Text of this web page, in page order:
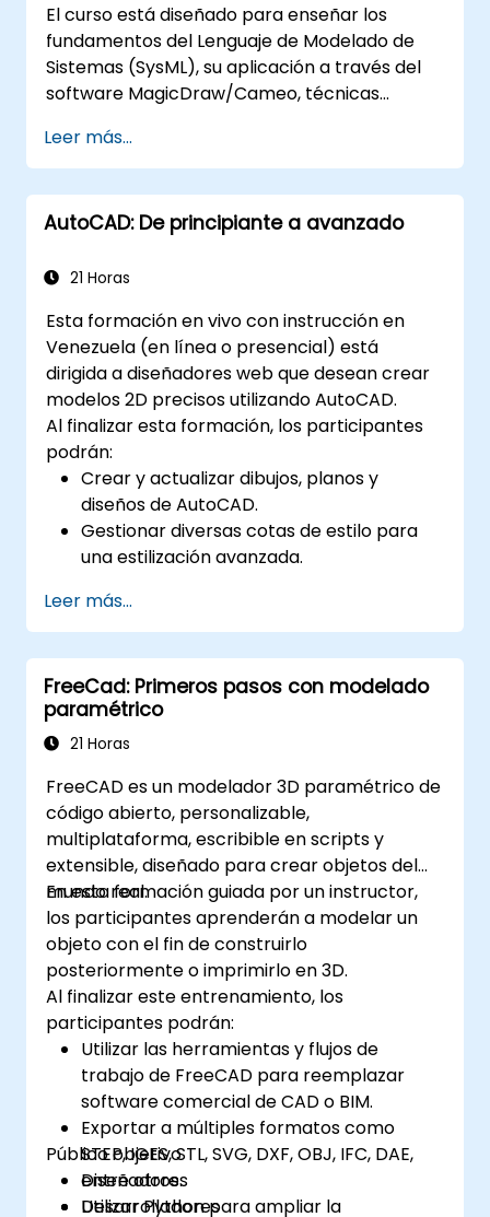
El curso está diseñado para enseñar los
fundamentos del Lenguaje de Modelado de
Sistemas (SysML), su aplicación a través del
software MagicDraw/Cameo, técnicas
Sistemas Basada en Modelos (MBSE) y
mejores prácticas en MBSE.
Leer más...
AutoCAD: De principiante a avanzado
21 Horas
Esta formación en vivo con instrucción en
Venezuela (en línea o presencial) está
dirigida a diseñadores web que desean crear
modelos 2D precisos utilizando AutoCAD.
Al finalizar esta formación, los participantes
podrán:
Crear y actualizar dibujos, planos y
diseños de AutoCAD.
Gestionar diversas cotas de estilo para
una estilización avanzada.
cartesianas para crear entradas
significativas y dinámicas.
Leer más...
FreeCad: Primeros pasos con modelado
paramétrico
21 Horas
FreeCAD es un modelador 3D paramétrico de
código abierto, personalizable,
multiplataforma, escribible en scripts y
extensible, diseñado para crear objetos del
mundo real.
En esta formación guiada por un instructor,
los participantes aprenderán a modelar un
objeto con el fin de construirlo
posteriormente o imprimirlo en 3D.
Al finalizar este entrenamiento, los
participantes podrán:
Utilizar las herramientas y flujos de
trabajo de FreeCAD para reemplazar
software comercial de CAD o BIM.
Exportar a múltiples formatos como
STEP, IGES, STL, SVG, DXF, OBJ, IFC, DAE,
entre otros.
Utilizar Python para ampliar la
Público objetivo
Diseñadores
Desarrolladores